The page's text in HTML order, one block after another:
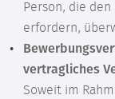
Person, die
erfordern,
vertragliches
Soweit im